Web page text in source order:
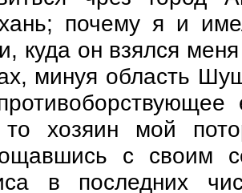
почему я и
куда он взялся
минуя область
то хозяин мой
с своим
в последних